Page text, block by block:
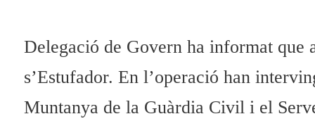
Delegació de Govern ha informat que
s’Estufador. En l’operació han
Muntanya de la Guàrdia Civil i el